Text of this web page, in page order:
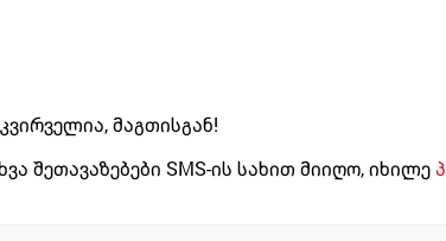
მაგთისგან!
შეთავაზებები SMS-ის სახით მიიღო, იხილე